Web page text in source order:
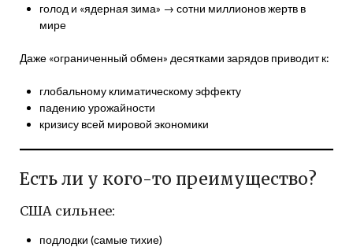
голод и «ядерная зима» → сотни миллионов жертв в
мире
Даже «ограниченный обмен» десятками зарядов приводит к:
глобальному климатическому эффекту
падению урожайности
кризису всей мировой экономики
Есть ли у кого-то преимущество?
США сильнее:
подлодки (самые тихие)